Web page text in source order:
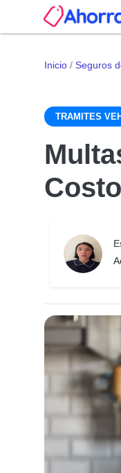
Inicio / Seguros
TRAMITES